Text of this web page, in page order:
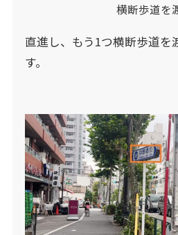
横断歩道を
直進し、もう1つ横断歩道を
す。